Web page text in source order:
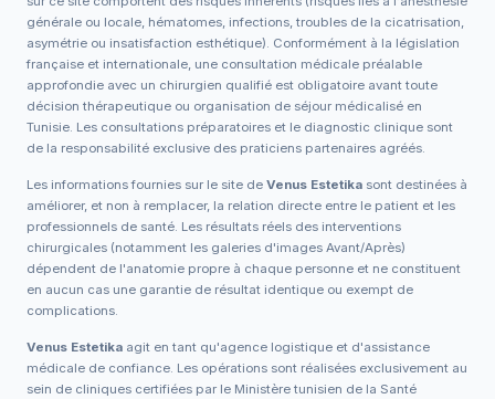
générale ou locale, hématomes, infections, troubles de la cicatrisation,
asymétrie ou insatisfaction esthétique). Conformément à la législation
française et internationale, une consultation médicale préalable
approfondie avec un chirurgien qualifié est obligatoire avant toute
décision thérapeutique ou organisation de séjour médicalisé en
Tunisie. Les consultations préparatoires et le diagnostic clinique sont
de la responsabilité exclusive des praticiens partenaires agréés.
Les informations fournies sur le site de Venus Estetika sont destinées à
améliorer, et non à remplacer, la relation directe entre le patient et les
professionnels de santé. Les résultats réels des interventions
chirurgicales (notamment les galeries d'images Avant/Après)
dépendent de l'anatomie propre à chaque personne et ne constituent
en aucun cas une garantie de résultat identique ou exempt de
complications.
Venus Estetika agit en tant qu'agence logistique et d'assistance
médicale de confiance. Les opérations sont réalisées exclusivement au
sein de cliniques certifiées par le Ministère tunisien de la Santé